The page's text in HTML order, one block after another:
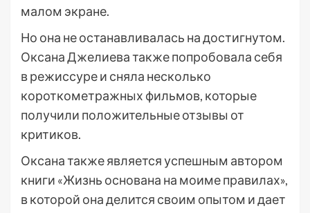
малом экране.
Но она не останавливалась на достигнутом.
Оксана Джелиева также попробовала себя
в режиссуре и сняла несколько
короткометражных фильмов, которые
получили положительные отзывы от
критиков.
Оксана также является успешным автором
книги «Жизнь основана на моиме правилах»,
в которой она делится своим опытом и дает